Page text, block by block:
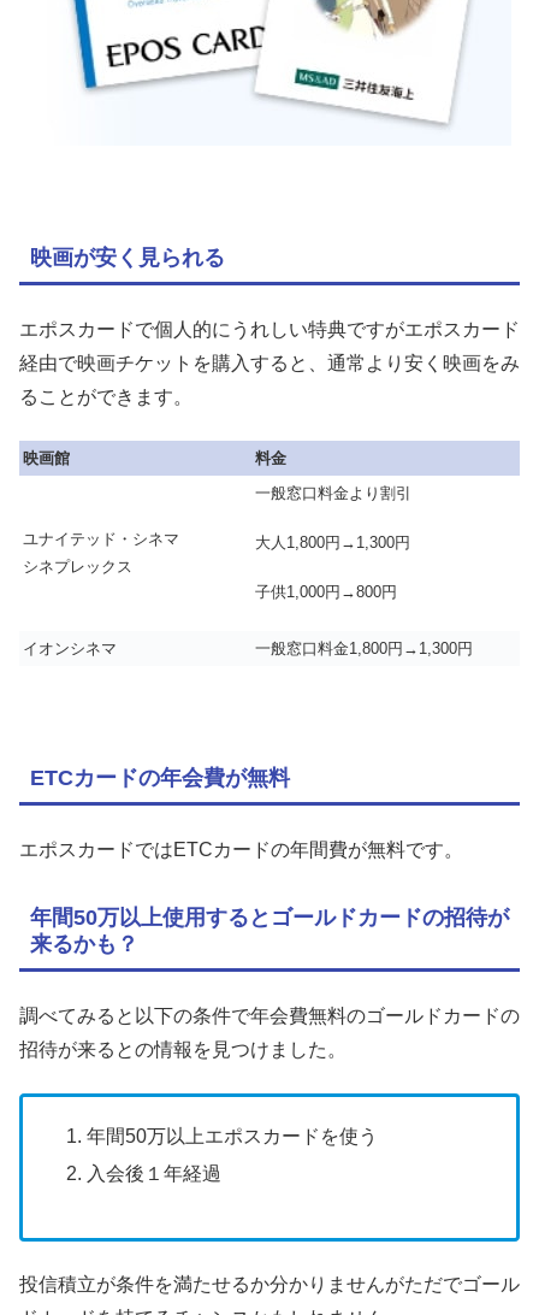
映画が安く見られる
エポスカードで個人的にうれしい特典ですがエポスカード
経由で映画チケットを購入すると、通常より安く映画をみ
ることができます。
映画館 料金
ユナイテッド・シネマ
シネプレックス
一般窓口料金より割引
大人1,800円→1,300円
子供1,000円→800円
イオンシネマ 一般窓口料金1,800円→1,300円
ETCカードの年会費が無料
エポスカードではETCカードの年間費が無料です。
年間50万以上使用するとゴールドカードの招待が
来るかも？
調べてみると以下の条件で年会費無料のゴールドカードの
招待が来るとの情報を見つけました。
年間50万以上エポスカードを使う
入会後１年経過
投信積立が条件を満たせるか分かりませんがただでゴール